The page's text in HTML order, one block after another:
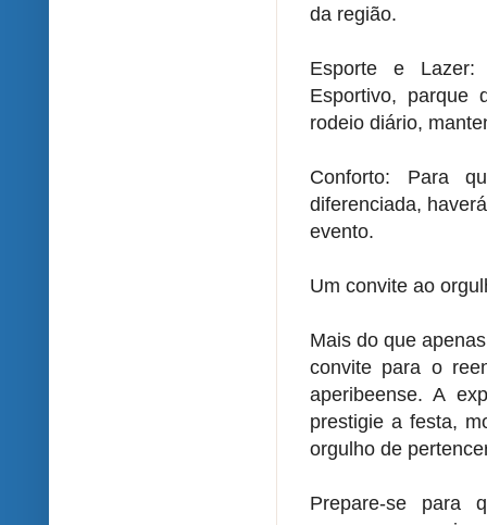
da região.
Esporte e Lazer:
Esportivo, parque
rodeio diário,
Conforto: Para
diferenciada,
evento.
Um convite ao
Mais do que
convite para o
aperibeense. A
prestigie a festa,
orgulho de
Prepare-se para